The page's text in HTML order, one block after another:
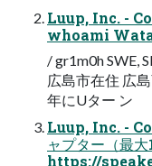
Luup, Inc. -
whoami
/ gr1m0h SWE,
広島市在住 広
年にUター ン
Luup, Inc. -
ャプター（最大
https://